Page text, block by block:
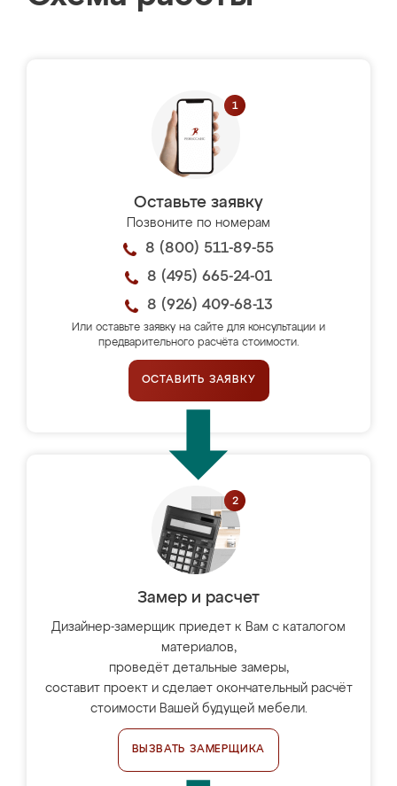
Оставьте заявку
Позвоните по номерам
8 (800) 511-89-55
8 (495) 665-24-01
8 (926) 409-68-13
Или оставьте заявку на сайте для консультации и
предварительного расчёта стоимости.
ОСТАВИТЬ ЗАЯВКУ
Замер и расчет
Дизайнер-замерщик приедет к Вам с каталогом
материалов,
проведёт детальные замеры,
составит проект и сделает окончательный расчёт
стоимости Вашей будущей мебели.
ВЫЗВАТЬ ЗАМЕРЩИКА